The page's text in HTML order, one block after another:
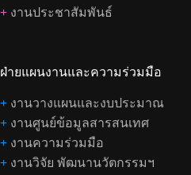
+ งานประชาสัมพันธ์
ฝ่ายแผนงานและความร่วมมือ
+ งานวางแผนและงบประมาณ
+ งานศูนย์ข้อมูลสารสนเทศ
+ งานความร่วมมือ
+ งานวิจัย พัฒนานวัตกรรมฯ